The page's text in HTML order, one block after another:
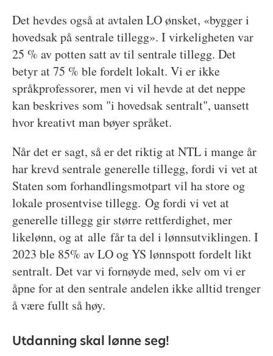
Det hevdes også at avtalen LO ønsket, «bygger i
hovedsak på sentrale tillegg». I virkeligheten var
25 % av potten satt av til sentrale tillegg. Det
betyr at 75 % ble fordelt lokalt. Vi er ikke
språkprofessorer, men vi vil hevde at det neppe
kan beskrives som "i hovedsak sentralt", uansett
hvor kreativt man bøyer språket.
Når det er sagt, så er det riktig at NTL i mange år
har krevd sentrale generelle tillegg, fordi vi vet at
Staten som forhandlingsmotpart vil ha store og
lokale prosentvise tillegg. Og fordi vi vet at
generelle tillegg gir større rettferdighet, mer
likelønn, og at alle får ta del i lønnsutviklingen. I
2023 ble 85% av LO og YS lønnspott fordelt likt
sentralt. Det var vi fornøyde med, selv om vi er
åpne for at den sentrale andelen ikke alltid trenger
å være fullt så høy.
Utdanning skal lønne seg!